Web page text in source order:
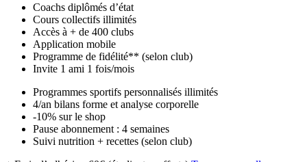
Coachs diplômés d’état
Cours collectifs illimités
Accès à + de 400 clubs
Application mobile
Programme de fidélité** (selon club)
Invite 1 ami 1 fois/mois
Programmes sportifs personnalisés illimités
4/an bilans forme et analyse corporelle
-10% sur le shop
Pause abonnement : 4 semaines
Suivi nutrition + recettes (selon club)